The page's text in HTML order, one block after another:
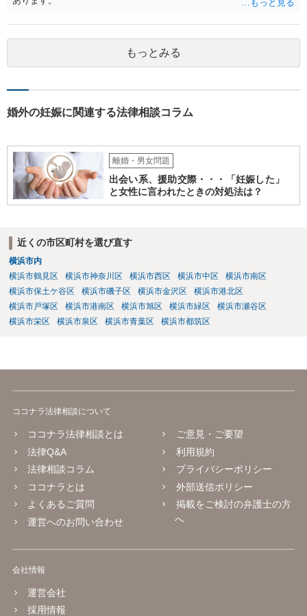
もっとみる
婚外の妊娠に関連する法律相談コラム
離婚・男女問題
出会い系、援助交際・・・「妊娠した」
と女性に言われたときの対処法は？
近くの市区町村を選び直す
横浜市内
横浜市鶴見区
横浜市神奈川区 横浜市西区 横浜市中区
横浜市南区
横浜市保土ケ谷区
横浜市磯子区 横浜市金沢区
横浜市港北区
横浜市戸塚区
横浜市港南区 横浜市旭区 横浜市緑区
横浜市瀬谷区
横浜市栄区
横浜市泉区 横浜市青葉区 横浜市都筑区
ココナラ法律相談について
ココナラ法律相談とは
法律Q&A
法律相談コラム
ココナラとは
よくあるご質問
運営へのお問い合わせ
ご意見・ご要望
利用規約
プライバシーポリシー
外部送信ポリシー
掲載をご検討の弁護士の方
へ
会社情報
運営会社
採用情報